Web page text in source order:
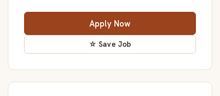
Apply Now
☆ Save Job